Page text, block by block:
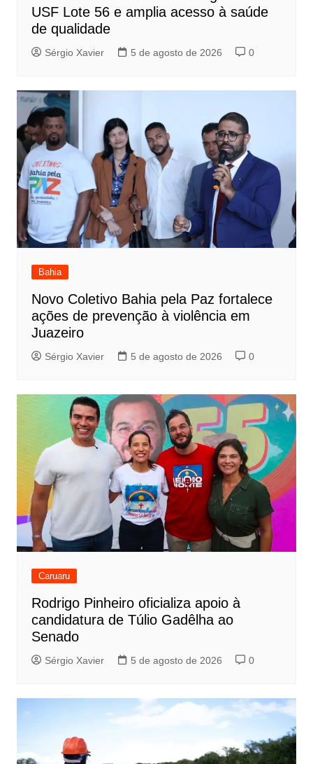
USF Lote 56 e amplia acesso à saúde
de qualidade
Sérgio Xavier 5 de agosto de 2026 0
Bahia
Novo Coletivo Bahia pela Paz fortalece
ações de prevenção à violência em
Juazeiro
Sérgio Xavier 5 de agosto de 2026 0
Caruaru
Rodrigo Pinheiro oficializa apoio à
candidatura de Túlio Gadêlha ao
Senado
Sérgio Xavier 5 de agosto de 2026 0